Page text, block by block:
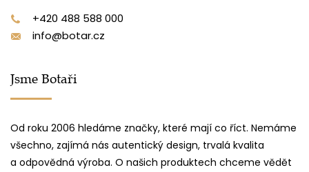
+420 488 588 000
info@botar.cz
Jsme Botaři
Od roku 2006 hledáme značky, které mají co říct. Nemáme
všechno, zajímá nás autentický design, trvalá kvalita
a odpovědná výroba. O našich produktech chceme vědět